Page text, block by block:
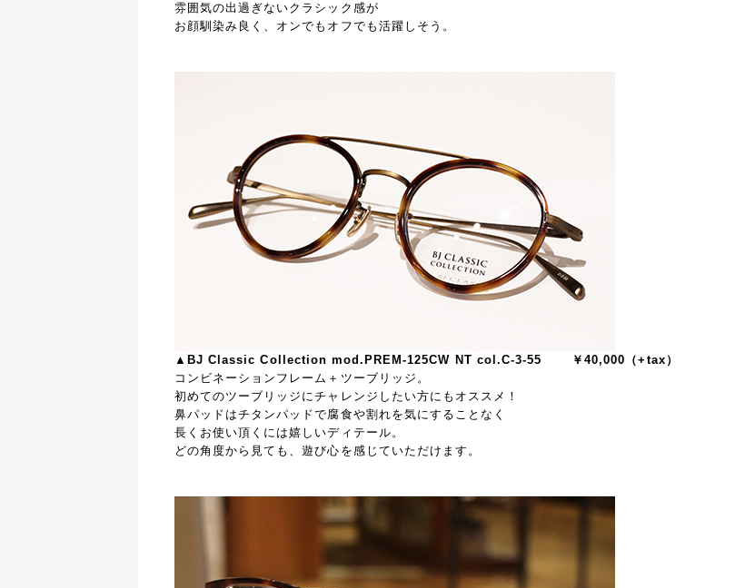
雰囲気の出過ぎないクラシック感が
お顔馴染み良く、オンでもオフでも活躍しそう。
▲BJ Classic Collection mod.PREM-125CW NT col.C-3-55 ￥40,000（+tax）
コンビネーションフレーム＋ツーブリッジ。
初めてのツーブリッジにチャレンジしたい方にもオススメ！
鼻パッドはチタンパッドで腐食や割れを気にすることなく
長くお使い頂くには嬉しいディテール。
どの角度から見ても、遊び心を感じていただけます。